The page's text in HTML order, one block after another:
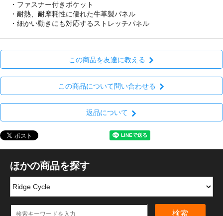
・ファスナー付きポケット
・耐熱、耐摩耗性に優れた牛革製パネル
・細かい動きにも対応するストレッチパネル
この商品を友達に教える
この商品について問い合わせる
返品について
ほかの商品を探す
検索